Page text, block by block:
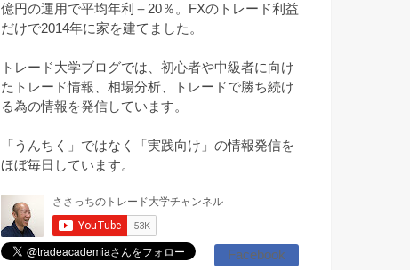
億円の運用で平均年利＋20％。FXのトレード利益
だけで2014年に家を建てました。
トレード大学ブログでは、初心者や中級者に向け
たトレード情報、相場分析、トレードで勝ち続け
る為の情報を発信しています。
「うんちく」ではなく「実践向け」の情報発信を
ほぼ毎日しています。
Facebook